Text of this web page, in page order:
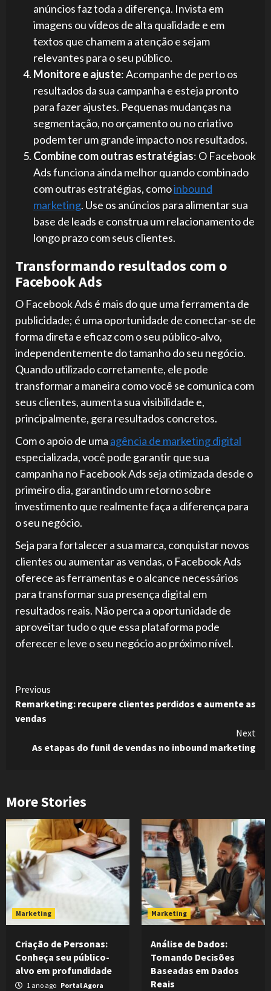
anúncios faz toda a diferença. Invista em
imagens ou vídeos de alta qualidade e em
textos que chamem a atenção e sejam
relevantes para o seu público.
Monitore e ajuste: Acompanhe de perto os
resultados da sua campanha e esteja pronto
para fazer ajustes. Pequenas mudanças na
segmentação, no orçamento ou no criativo
podem ter um grande impacto nos resultados.
Combine com outras estratégias: O Facebook
Ads funciona ainda melhor quando combinado
com outras estratégias, comoinbound
marketing. Use os anúncios para alimentar sua
base de leads e construa um relacionamento de
longo prazo com seus clientes.
Transformando resultados com o
Facebook Ads
O Facebook Ads é mais do que uma ferramenta de
publicidade; é uma oportunidade de conectar-se de
forma direta e eficaz com o seu público-alvo,
independentemente do tamanho do seu negócio.
Quando utilizado corretamente, ele pode
transformar a maneira como você se comunica com
seus clientes, aumenta sua visibilidade e,
principalmente, gera resultados concretos.
Com o apoio de uma agência de marketing digital
especializada, você pode garantir que sua
campanha no Facebook Ads seja otimizada desde o
primeiro dia, garantindo um retorno sobre
investimento que realmente faça a diferença para
o seu negócio.
Seja para fortalecer a sua marca, conquistar novos
clientes ou aumentar as vendas, o Facebook Ads
oferece as ferramentas e o alcance necessários
para transformar sua presença digital em
resultados reais. Não perca a oportunidade de
aproveitar tudo o que essa plataforma pode
oferecer e leve o seu negócio ao próximo nível.
Continue
Reading
Previous
Remarketing: recupere clientes perdidos e aumente as
vendas
Next
As etapas do funil de vendas no inbound marketing
More Stories
Marketing
Criação de Personas:
Conheça seu público-
alvo em profundidade
1 ano ago Portal Agora
Marketing
Análise de Dados:
Tomando Decisões
Baseadas em Dados
Reais